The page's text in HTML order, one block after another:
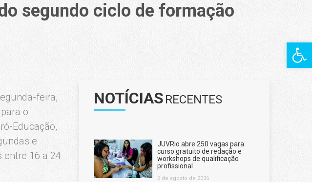
Barra de
segundo ciclo de formação
para o mercado da Isbet
feira,
o
Educação,
e
entre 16 a 24
NOTÍCIAS RECENTES
JUVRio abre 250 vagas para
curso gratuito de redação e
workshops de qualificação
profissional
6 de agosto de 2026